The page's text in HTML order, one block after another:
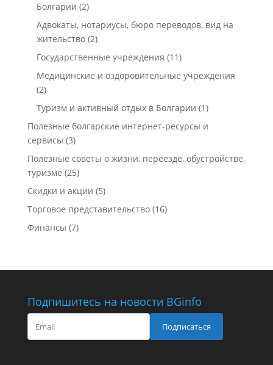
Болгарии (2)
Адвокаты, нотариусы, бюро переводов, вид на
жительство(2)
Государственные учреждения (11)
Медицинские и оздоровительные учреждения
(2)
Туризм и активный отдых в Болгарии (1)
Полезные болгарские интернет-ресурсы и
сервисы (3)
Полезные советы о жизни, переезде, обустройстве,
туризме (25)
Скидки и акции (5)
Торговое представительство(16)
Финансы (7)
Подпишитесь на новости BGinfo
Подписаться